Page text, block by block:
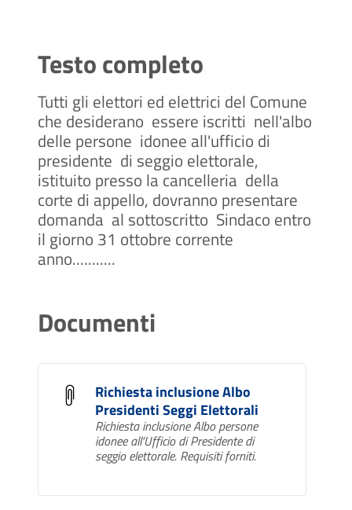
Testo completo
Tutti gli elettori ed elettrici del Comune
che desiderano essere iscritti nell'albo
delle persone idonee all'ufficio di
presidente di seggio elettorale,
istituito presso la cancelleria della
corte di appello, dovranno presentare
domanda al sottoscritto Sindaco entro
il giorno 31 ottobre corrente
anno...........
Documenti
Richiesta inclusione Albo
Presidenti Seggi Elettorali
Richiesta inclusione Albo persone
idonee all'Ufficio di Presidente di
seggio elettorale. Requisiti forniti.